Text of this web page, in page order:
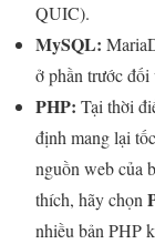
QUIC).
MySQL:
ở phần trước
PHP: Tại thời
định mang lại
nguồn web của
thích, hãy chọn
nhiều bản PHP